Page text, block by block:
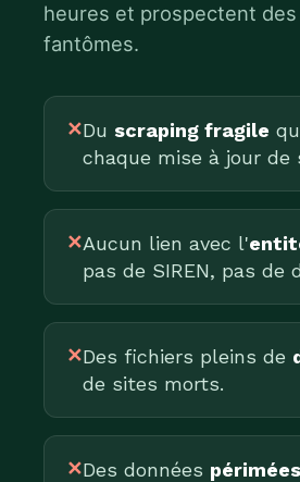
heures et prospectent des
fantômes.
✕Du scraping fragile
chaque mise à jour de
✕Aucun lien avec l'
pas de SIREN, pas de
✕Des fichiers pleins de
de sites morts.
✕Des données